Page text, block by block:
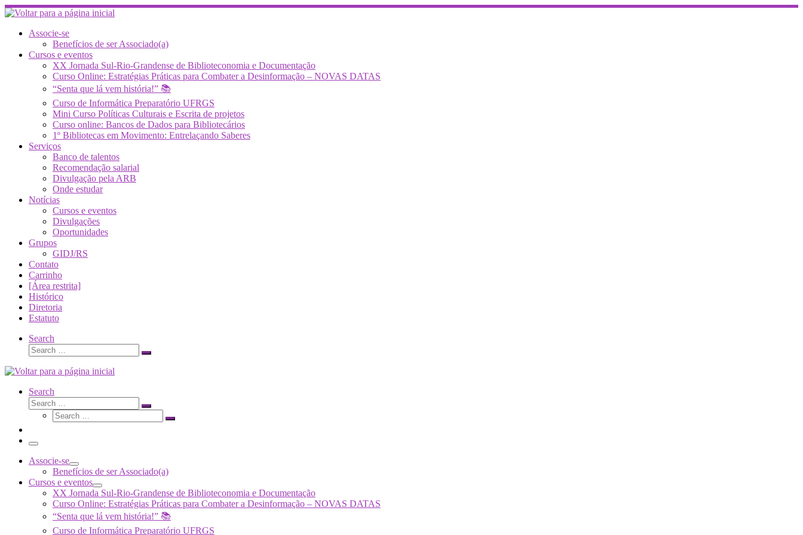
Skip
to
contentAssocie-se
Benefícios de ser Associado(a)
Cursos e eventos
XX Jornada Sul-Rio-Grandense de Biblioteconomia e Documentação
Curso Online: Estratégias Práticas para Combater a Desinformação – NOVAS DATAS
“Senta que lá vem história!” 📚
Curso de Informática Preparatório UFRGS
Mini Curso Políticas Culturais e Escrita de projetos
Curso online: Bancos de Dados para Bibliotecários
1º Bibliotecas em Movimento: Entrelaçando Saberes
Serviços
Banco de talentos
Recomendação salarial
Divulgação pela ARB
Onde estudar
Notícias
Cursos e eventos
Divulgações
Oportunidades
Grupos
GIDJ/RS
Contato
Carrinho
[Área restrita]
Histórico
Diretoria
Estatuto
Search
Search
Search
Search
Search
Search
Search
Search
Menu
Associe-se
Benefícios de ser Associado(a)
Cursos e eventos
XX Jornada Sul-Rio-Grandense de Biblioteconomia e Documentação
Curso Online: Estratégias Práticas para Combater a Desinformação – NOVAS DATAS
“Senta que lá vem história!” 📚
Curso de Informática Preparatório UFRGS